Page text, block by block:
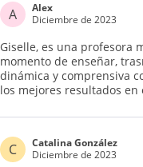
A
Alex
Diciembre de 2023
Giselle, es una profesora
momento de enseñar,
dinámica y comprensiva
los mejores resultados
C
Catalina González
Diciembre de 2023